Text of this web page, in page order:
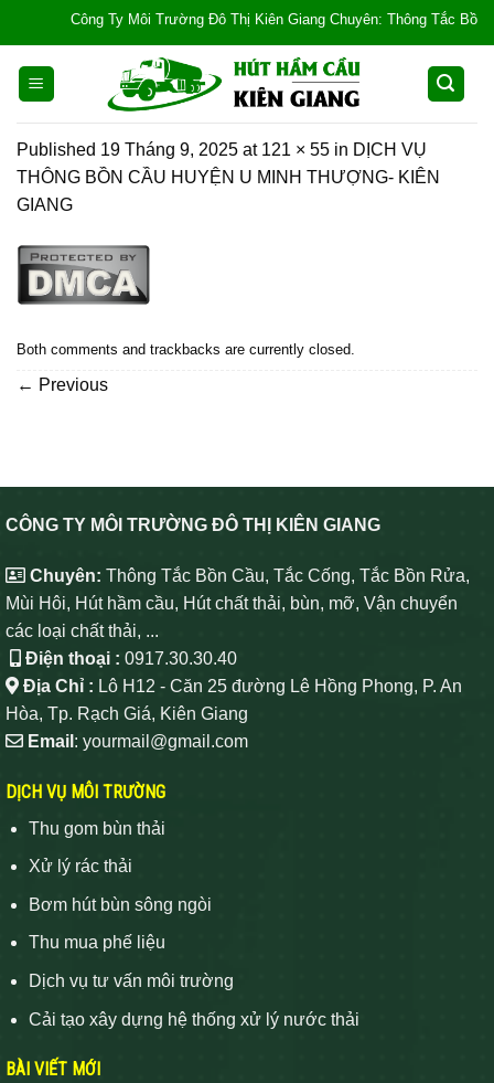
content
Công Ty Môi Trường Đô Thị Kiên Giang Chuyên: Thông Tắc Bồn
Published 19 Tháng 9, 2025 at 121 × 55 in DỊCH VỤ
THÔNG BỒN CẦU HUYỆN U MINH THƯỢNG- KIÊN
GIANG
Both comments and trackbacks are currently closed.
← Previous
CÔNG TY MÔI TRƯỜNG ĐÔ THỊ KIÊN GIANG
Chuyên: Thông Tắc Bồn Cầu, Tắc Cống, Tắc Bồn Rửa,
Mùi Hôi, Hút hầm cầu, Hút chất thải, bùn, mỡ, Vận chuyển
các loại chất thải, ...
Điện thoại : 0917.30.30.40
Địa Chỉ : Lô H12 - Căn 25 đường Lê Hồng Phong, P. An
Hòa, Tp. Rạch Giá, Kiên Giang
Email : yourmail@gmail.com
DỊCH VỤ MÔI TRƯỜNG
Thu gom bùn thải
Xử lý rác thải
Bơm hút bùn sông ngòi
Thu mua phế liệu
Dịch vụ tư vấn môi trường
Cải tạo xây dựng hệ thống xử lý nước thải
BÀI VIẾT MỚI